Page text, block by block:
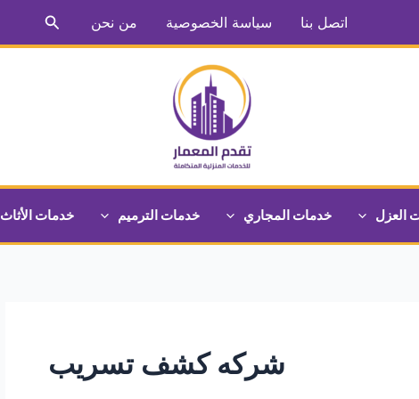
اتصل بنا سياسة الخصوصية من نحن البحث
العزل خدمات المجاري خدمات الترميم خدمات الأثاث
شركه كشف تسريب